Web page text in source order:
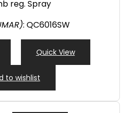
reg. Spray
: QC6016SW
Quick View
to wishlist